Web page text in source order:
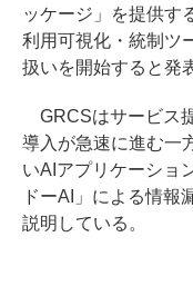
ッケージ」を提供す
利用可視化・統制ツ
扱いを開始すると発
GRCSはサービス
導入が急速に進む一
いAIアプリケーショ
ドーAI」による情報
説明している。